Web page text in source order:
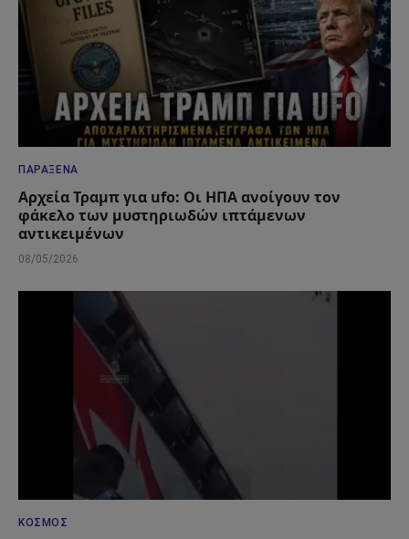
ΠΑΡΆΞΕΝΑ
Αρχεία Τραμπ για ufo: Οι ΗΠΑ ανοίγουν τον
φάκελο των μυστηριωδών ιπτάμενων
αντικειμένων
08/05/2026
ΚΌΣΜΟΣ